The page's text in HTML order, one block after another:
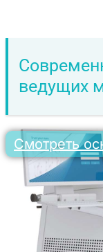
ведущих
Смотреть